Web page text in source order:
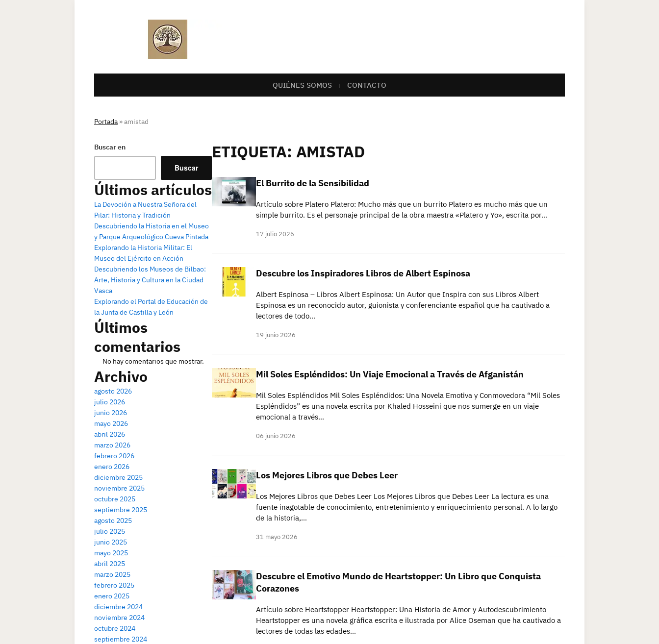
QUIÉNES SOMOS CONTACTO
Portada »amistad
Buscar en
Buscar
Últimos artículos
La Devoción a Nuestra Señora del
Pilar: Historia y Tradición
Descubriendo la Historia en el Museo
y Parque Arqueológico Cueva Pintada
Explorando la Historia Militar: El
Museo del Ejército en Acción
Descubriendo los Museos de Bilbao:
Arte, Historia y Cultura en la Ciudad
Vasca
Explorando el Portal de Educación de
la Junta de Castilla y León
Últimos
comentarios
No hay comentarios que mostrar.
Archivo
agosto 2026
julio 2026
junio 2026
mayo 2026
abril 2026
marzo 2026
febrero 2026
enero 2026
diciembre 2025
noviembre 2025
octubre 2025
septiembre 2025
agosto 2025
julio 2025
junio 2025
mayo 2025
abril 2025
marzo 2025
febrero 2025
enero 2025
diciembre 2024
noviembre 2024
octubre 2024
septiembre 2024
ETIQUETA: AMISTAD
El Burrito de la Sensibilidad
Artículo sobre Platero Platero: Mucho más que un burrito Platero es mucho más que un
simple burrito. Es el personaje principal de la obra maestra «Platero y Yo», escrita por…
17 julio 2026
Descubre los Inspiradores Libros de Albert Espinosa
Albert Espinosa – Libros Albert Espinosa: Un Autor que Inspira con sus Libros Albert
Espinosa es un reconocido autor, guionista y conferenciante español que ha cautivado a
lectores de todo…
19 junio 2026
Mil Soles Espléndidos: Un Viaje Emocional a Través de Afganistán
Mil Soles Espléndidos Mil Soles Espléndidos: Una Novela Emotiva y Conmovedora “Mil Soles
Espléndidos” es una novela escrita por Khaled Hosseini que nos sumerge en un viaje
emocional a través…
06 junio 2026
Los Mejores Libros que Debes Leer
Los Mejores Libros que Debes Leer Los Mejores Libros que Debes Leer La lectura es una
fuente inagotable de conocimiento, entretenimiento y enriquecimiento personal. A lo largo
de la historia,…
31 mayo 2026
Descubre el Emotivo Mundo de Heartstopper: Un Libro que Conquista
Corazones
Artículo sobre Heartstopper Heartstopper: Una Historia de Amor y Autodescubrimiento
Heartstopper es una novela gráfica escrita e ilustrada por Alice Oseman que ha cautivado a
lectores de todas las edades…